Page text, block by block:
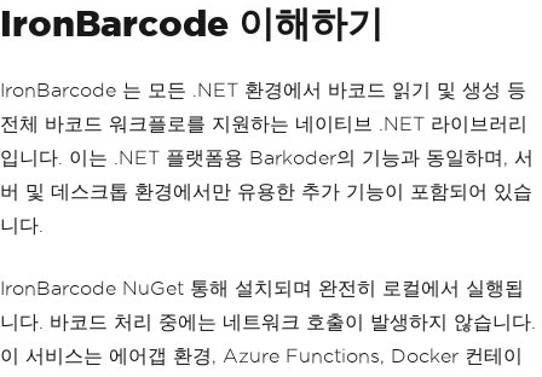
IronBarcode 이해하기
IronBarcode 는 모든 .NET 환경에서 바코드 읽기 및 생성 등
전체 바코드 워크플로를 지원하는 네이티브 .NET 라이브러리
입니다. 이는 .NET 플랫폼용 Barkoder의 기능과 동일하며, 서
버 및 데스크톱 환경에서만 유용한 추가 기능이 포함되어 있습
니다.
IronBarcode NuGet 통해 설치되며 완전히 로컬에서 실행됩
니다. 바코드 처리 중에는 네트워크 호출이 발생하지 않습니다.
이 서비스는 에어갭 환경, Azure Functions, Docker 컨테이